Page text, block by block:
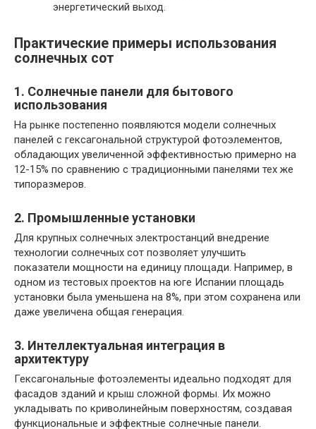
энергетический выход.
Практические примеры использования
солнечных сот
1. Солнечные панели для бытового
использования
На рынке постепенно появляются модели солнечных
панелей с гексагональной структурой фотоэлементов,
обладающих увеличенной эффективностью примерно на
12-15% по сравнению с традиционными панелями тех же
типоразмеров.
2. Промышленные установки
Для крупных солнечных электростанций внедрение
технологии солнечных сот позволяет улучшить
показатели мощности на единицу площади. Например, в
одном из тестовых проектов на юге Испании площадь
установки была уменьшена на 8%, при этом сохранена или
даже увеличена общая генерация.
3. Интеллектуальная интеграция в
архитектуру
Гексагональные фотоэлементы идеально подходят для
фасадов зданий и крыш сложной формы. Их можно
укладывать по криволинейным поверхностям, создавая
функциональные и эффектные солнечные панели.